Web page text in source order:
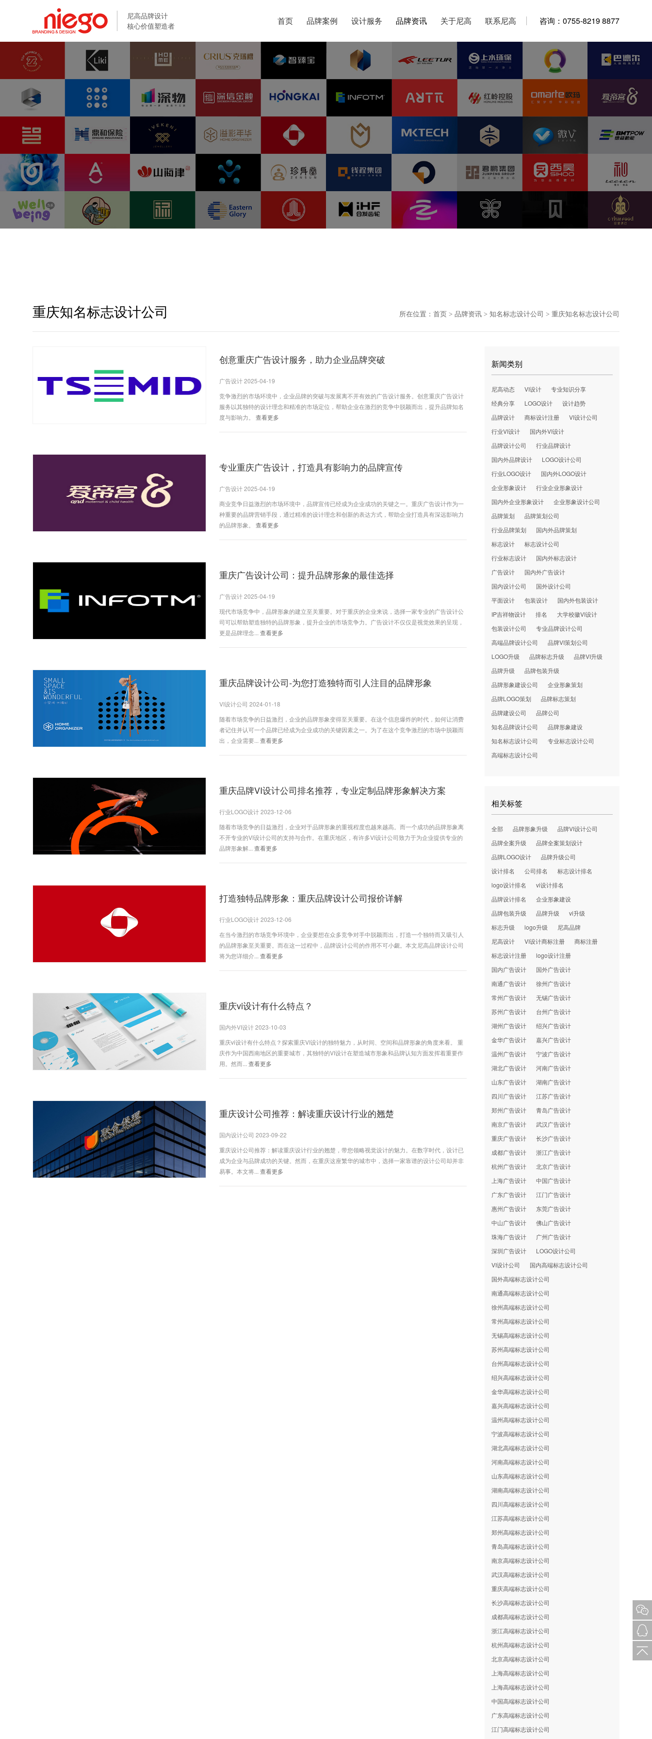
尼高品牌设计
核心价值塑造者
首页 品牌案例 设计服务 品牌资讯 关于尼高 联系尼高 咨询：0755-8219 8877
尼高品牌设计
核心价值塑造者
首页 品牌案例 设计服务 品牌资讯 关于尼高 联系尼高 咨询：0755-8219 8877
重庆知名标志设计公司 所在位置： 首页 > 品牌资讯 > 知名标志设计公司 > 重庆知名标志设计公司
创意重庆广告设计服务，助力企业品牌突破
广告设计 2025-04-19
竞争激烈的市场环境中，企业品牌的突破与发展离不开有效的广告设计服务。创意重庆广告设计
服务以其独特的设计理念和精准的市场定位，帮助企业在激烈的竞争中脱颖而出，提升品牌知名
度与影响力。查看更多
专业重庆广告设计，打造具有影响力的品牌宣传
广告设计 2025-04-19
商业竞争日益激烈的市场环境中，品牌宣传已经成为企业成功的关键之一。重庆广告设计作为一
种重要的品牌营销手段，通过精准的设计理念和创新的表达方式，帮助企业打造具有深远影响力
的品牌形象。查看更多
重庆广告设计公司：提升品牌形象的最佳选择
广告设计 2025-04-19
现代市场竞争中，品牌形象的建立至关重要。对于重庆的企业来说，选择一家专业的广告设计公
司可以帮助塑造独特的品牌形象，提升企业的市场竞争力。广告设计不仅仅是视觉效果的呈现，
更是品牌理念...查看更多
重庆品牌设计公司-为您打造独特而引人注目的品牌形象
VI设计公司 2024-01-18
随着市场竞争的日益激烈，企业的品牌形象变得至关重要。在这个信息爆炸的时代，如何让消费
者记住并认可一个品牌已经成为企业成功的关键因素之一。为了在这个竞争激烈的市场中脱颖而
出，企业需要...查看更多
重庆品牌VI设计公司排名推荐，专业定制品牌形象解决方案
行业LOGO设计 2023-12-06
随着市场竞争的日益激烈，企业对于品牌形象的重视程度也越来越高。而一个成功的品牌形象离
不开专业的VI设计公司的支持与合作。在重庆地区，有许多VI设计公司致力于为企业提供专业的
品牌形象解...查看更多
打造独特品牌形象：重庆品牌设计公司报价详解
行业LOGO设计 2023-12-06
在当今激烈的市场竞争环境中，企业要想在众多竞争对手中脱颖而出，打造一个独特而又吸引人
的品牌形象至关重要。而在这一过程中，品牌设计公司的作用不可小觑。本文尼高品牌设计公司
将为您详细介...查看更多
重庆vi设计有什么特点？
国内外VI设计 2023-10-03
重庆vi设计有什么特点？探索重庆VI设计的独特魅力，从时间、空间和品牌形象的角度来看。 重
庆作为中国西南地区的重要城市，其独特的VI设计在塑造城市形象和品牌认知方面发挥着重要作
用。然而...查看更多
重庆设计公司推荐：解读重庆设计行业的翘楚
国内设计公司 2023-09-22
重庆设计公司推荐：解读重庆设计行业的翘楚，带您领略视觉设计的魅力。在数字时代，设计已
成为企业与品牌成功的关键。然而，在重庆这座繁华的城市中，选择一家靠谱的设计公司却并非
易事。本文将...查看更多
新闻类别
尼高动态 VI设计
专业知识分享
经典分享
LOGO设计
设计趋势
品牌设计
商标设计注册
VI设计公司
行业VI设计
国内外VI设计
品牌设计公司
行业品牌设计
国内外品牌设计
LOGO设计公司
行业LOGO设计
国内外LOGO设计
企业形象设计
行业企业形象设计
国内外企业形象设计
企业形象设计公司
品牌策划
品牌策划公司
行业品牌策划
国内外品牌策划
标志设计
标志设计公司
行业标志设计
国内外标志设计
广告设计
国内外广告设计
国内设计公司
国外设计公司
平面设计
包装设计
国内外包装设计
IP吉祥物设计
排名
大学校徽VI设计
包装设计公司
专业品牌设计公司
高端品牌设计公司
品牌VI策划公司
LOGO升级
品牌标志升级
品牌VI升级
品牌升级
品牌包装升级
品牌形象建设公司
企业形象策划
品牌LOGO策划
品牌标志策划
品牌建设公司
品牌公司
知名品牌设计公司
品牌形象建设
知名标志设计公司
专业标志设计公司
高端标志设计公司
相关标签
全部 品牌形象升级
品牌VI设计公司
品牌全案升级
品牌全案策划设计
品牌LOGO设计
品牌升级公司
设计排名
公司排名
标志设计排名
logo设计排名
vi设计排名
品牌设计排名
企业形象建设
品牌包装升级
品牌升级
vi升级
标志升级
logo升级
尼高品牌
尼高设计
VI设计商标注册
商标注册
标志设计注册
logo设计注册
国内广告设计
国外广告设计
南通广告设计
徐州广告设计
常州广告设计
无锡广告设计
苏州广告设计
台州广告设计
湖州广告设计
绍兴广告设计
金华广告设计
嘉兴广告设计
温州广告设计
宁波广告设计
湖北广告设计
河南广告设计
山东广告设计
湖南广告设计
四川广告设计
江苏广告设计
郑州广告设计
青岛广告设计
南京广告设计
武汉广告设计
重庆广告设计
长沙广告设计
成都广告设计
浙江广告设计
杭州广告设计
北京广告设计
上海广告设计
中国广告设计
广东广告设计
江门广告设计
惠州广告设计
东莞广告设计
中山广告设计
佛山广告设计
珠海广告设计
广州广告设计
深圳广告设计
LOGO设计公司
VI设计公司
国内高端标志设计公司
国外高端标志设计公司
南通高端标志设计公司
徐州高端标志设计公司
常州高端标志设计公司
无锡高端标志设计公司
苏州高端标志设计公司
台州高端标志设计公司
绍兴高端标志设计公司
金华高端标志设计公司
嘉兴高端标志设计公司
温州高端标志设计公司
宁波高端标志设计公司
湖北高端标志设计公司
河南高端标志设计公司
山东高端标志设计公司
湖南高端标志设计公司
四川高端标志设计公司
江苏高端标志设计公司
郑州高端标志设计公司
青岛高端标志设计公司
南京高端标志设计公司
武汉高端标志设计公司
重庆高端标志设计公司
长沙高端标志设计公司
成都高端标志设计公司
浙江高端标志设计公司
杭州高端标志设计公司
北京高端标志设计公司
上海高端标志设计公司
上海高端标志设计公司
中国高端标志设计公司
广东高端标志设计公司
江门高端标志设计公司